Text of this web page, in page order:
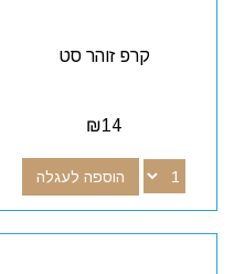
קרפ זוהר סט
₪14
הוספה לעגלה